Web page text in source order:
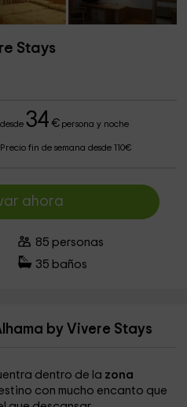
Stays
desde34 €persona y noche
Precio fin de semana desde 110€
ahora
85 personas
35 baños
by Vivere Stays
dentro de la zona
con mucho encanto que